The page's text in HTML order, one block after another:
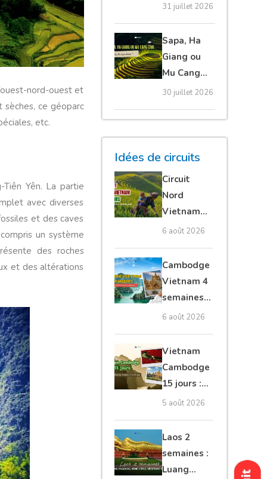
nord-ouest et
ce géoparc
etc.
Yên. La partie
avec diverses
et des caves
un système
des roches
et des altérations
20 erreurs à
absolument
31 juillet 2026
Sapa, Ha
Giang ou
Mu Cang
Chai :
étape
choisir ?
30 juillet 2026
Idées de circuits
Circuit
Nord
Vietnam
15 jours :
loop en
moto, Ninh
Binh, Lan
6 août 2026
Cambodge
Vietnam 4
semaines :
Angkor,
secret &
Mékong
6 août 2026
Vietnam
Cambodge
15 jours :
Hanoi,
Angkor,
Tonlé Sap
5 août 2026
Laos 2
semaines :
Luang